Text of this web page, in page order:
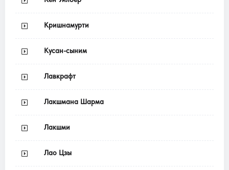
Кришнамурти
Кусан-сыним
Лавкрафт
Лакшмана Шарма
Лакшми
Лао Цзы